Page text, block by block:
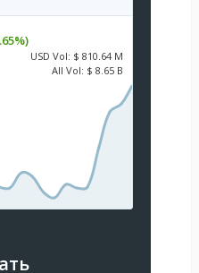
USD Vol: $ 810.64 M
All Vol: $ 8.65 B